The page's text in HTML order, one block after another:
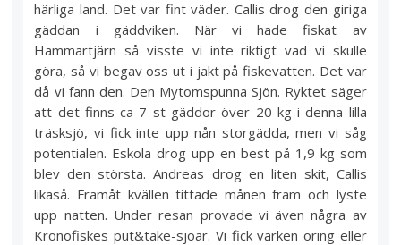
härliga land. Det var fint väder. Callis drog den giriga
gäddan i gäddviken. När vi hade fiskat av
Hammartjärn så visste vi inte riktigt vad vi skulle
göra, så vi begav oss ut i jakt på fiskevatten. Det var
då vi fann den. Den Mytomspunna Sjön. Ryktet säger
att det finns ca 7 st gäddor över 20 kg i denna lilla
träsksjö, vi fick inte upp nån storgädda, men vi såg
potentialen. Eskola drog upp en best på 1,9 kg som
blev den största. Andreas drog en liten skit, Callis
likaså. Framåt kvällen tittade månen fram och lyste
upp natten. Under resan provade vi även några av
Kronofiskes put&take-sjöar. Vi fick varken öring eller